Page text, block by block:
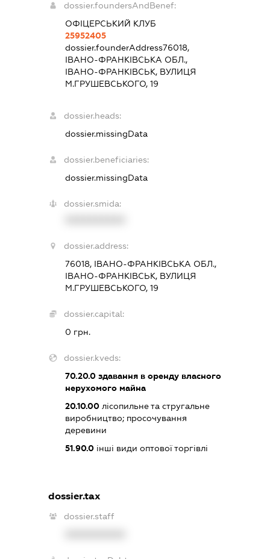
dossier.foundersAndBenef:
ОФІЦЕРСЬКИЙ КЛУБ
25952405
dossier.founderAddress76018,
ІВАНО-ФРАНКІВСЬКА ОБЛ.,
ІВАНО-ФРАНКІВСЬК, ВУЛИЦЯ
М.ГРУШЕВСЬКОГО, 19
dossier.heads:
dossier.missingData
dossier.beneficiaries:
dossier.missingData
dossier.smida:
dossier.address:
76018, ІВАНО-ФРАНКІВСЬКА ОБЛ.,
ІВАНО-ФРАНКІВСЬК, ВУЛИЦЯ
М.ГРУШЕВСЬКОГО, 19
dossier.capital:
0 грн.
dossier.kveds:
70.20.0 здавання в оренду власного
нерухомого майна
20.10.00 лісопильне та стругальне
виробництво; просочування
деревини
51.90.0 інші види оптової торгівлі
dossier.tax
dossier.staff